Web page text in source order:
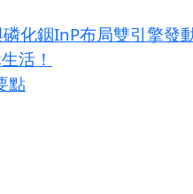
化銦InP布局雙引擎發
活！
點